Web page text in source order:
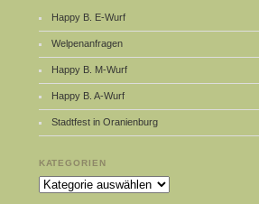
Happy B. E-Wurf
Welpenanfragen
Happy B. M-Wurf
Happy B. A-Wurf
Stadtfest in Oranienburg
KATEGORIEN
Kategorien